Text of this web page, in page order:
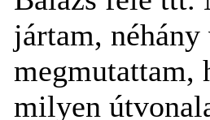
jártam,
megmutattam,
milyen